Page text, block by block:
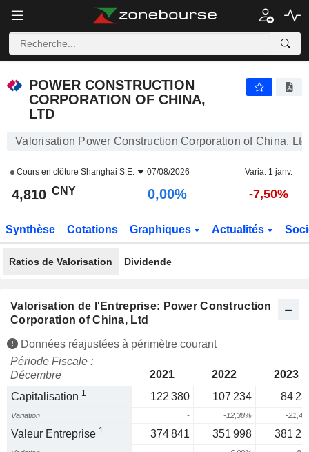
POWER CONSTRUCTION
CORPORATION OF CHINA,
LTD
Valorisation Power Construction Corporation of China, Ltd
Cours en clôture Shanghai S.E. 07/08/2026 Varia. 1 janv.
4,810 CNY 0,00% -7,50%
Synthèse Cotations Graphiques Actualités
Ratios de Valorisation Dividende
Valorisation de l'Entreprise: Power Construction
Corporation of China, Ltd
Données réajustées à périmètre courant
Période Fiscale :
Décembre
2021 2022
2023
Capitalisation 1 122 380 107 234 84
Variation - -12,38% -
Valeur Entreprise 1 374 841 351 998 381